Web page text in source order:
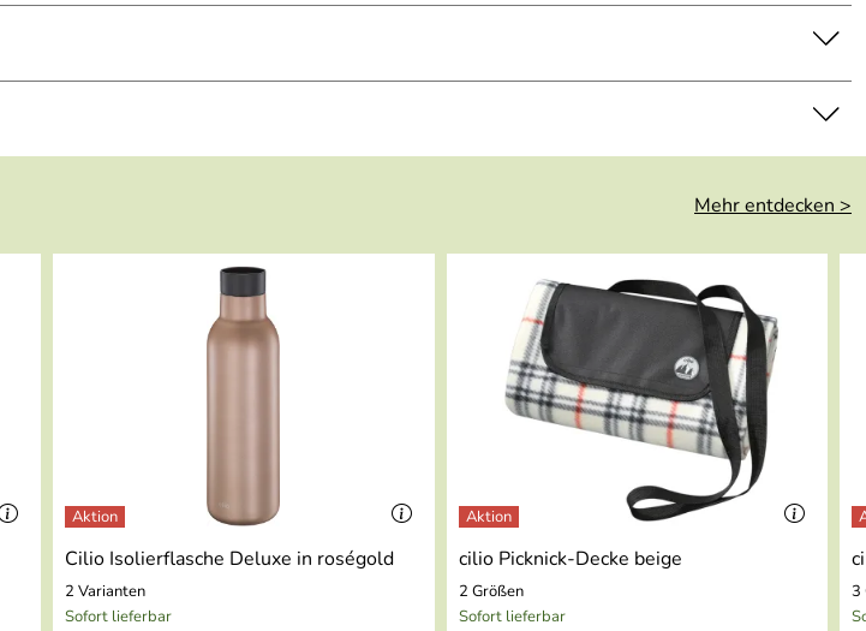
Picknickvergnügen.
Mehr entdecken >
Cilio Isolierflasche Deluxe in roségold
2 Varianten
Sofort lieferbar
cilio Picknick-Decke beige
2 Größen
Sofort lieferbar
3